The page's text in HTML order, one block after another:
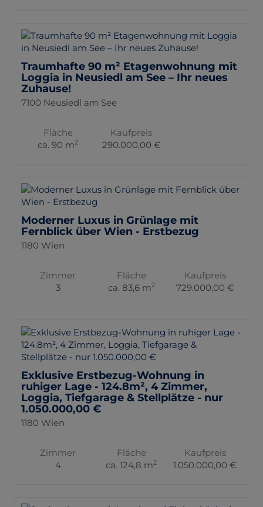
Traumhafte 90 m² Etagenwohnung mit
Loggia in Neusiedl am See – Ihr neues
Zuhause!
7100 Neusiedl am See
Fläche
ca. 90 m2
Kaufpreis
290.000,00 €
Moderner Luxus in Grünlage mit
Fernblick über Wien - Erstbezug
1180 Wien
Zimmer
3
Fläche
ca. 83,6 m2
Kaufpreis
729.000,00 €
Exklusive Erstbezug-Wohnung in
ruhiger Lage - 124.8m², 4 Zimmer,
Loggia, Tiefgarage & Stellplätze - nur
1.050.000,00 €
1180 Wien
Zimmer
4
Fläche
ca. 124,8 m2
Kaufpreis
1.050.000,00 €